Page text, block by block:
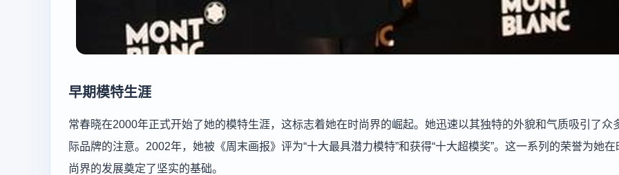
早期模特生涯
常春晓在2000年正式开始了她的模特生涯，这标志着她在时尚界的崛起。她迅速以其独特的外貌和气质吸引了众
际品牌的注意。2002年，她被《周末画报》评为“十大最具潜力模特”和获得“十大超模奖”。这一系列的荣誉为她在
尚界的发展奠定了坚实的基础。